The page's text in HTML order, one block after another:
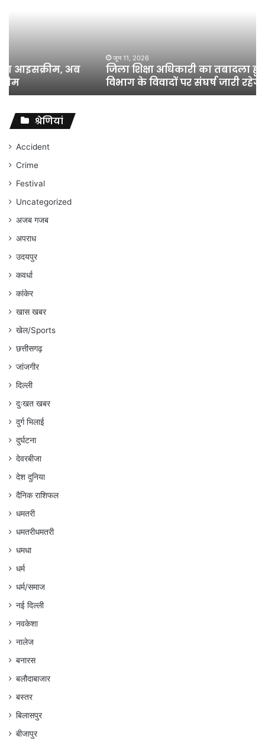
विभाग
के
विवादों
संघर्ष
जारी
रहेगा
अंकित
गौरहा
जिला शिक्षा अधिकारी का तबादला हुआ, लेकिन शिक्षा
विभाग के विवादों पर संघर्ष जारी रहेगा : अंकित गौरहा
श्रेणियां
Accident
Crime
Festival
Uncategorized
अजब गजब
अपराध
उदयपुर
कवर्धा
कांकेर
खास खबर
खेल/Sports
छत्तीसगढ़
जांजगीर
दिल्ली
दुःखत खबर
दुर्ग भिलाई
दुर्घटना
देवरबीजा
देश दुनिया
दैनिक राशिफल
धमतरी
धमतरीधमतरी
धमधा
धर्म
धर्म/समाज
नई दिल्ली
नवकेशा
नालेज
बनारस
बलौदाबाजार
बस्तर
बिलासपुर
बीजापुर